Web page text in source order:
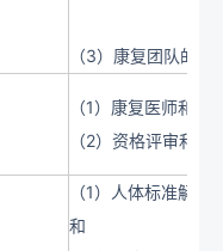
（3）康复团队的
（1）康复医师和
（2）资格评审和专
（1）人体标准解
和